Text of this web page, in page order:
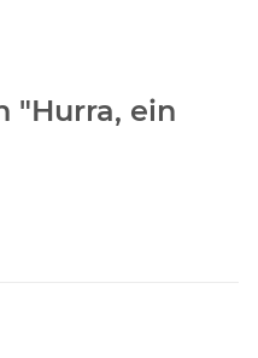
"Hurra, ein